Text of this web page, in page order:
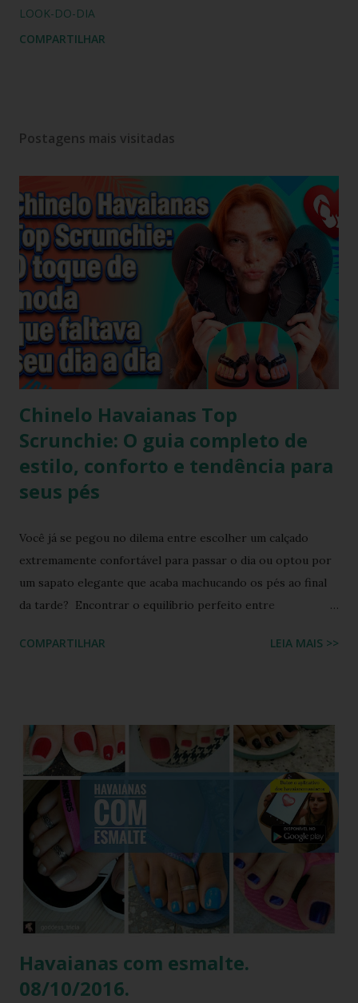
LOOK-DO-DIA
COMPARTILHAR
Postagens mais visitadas
Chinelo Havaianas Top
Scrunchie: O guia completo de
estilo, conforto e tendência para
seus pés
Você já se pegou no dilema entre escolher um calçado
extremamente confortável para passar o dia ou optou por
um sapato elegante que acaba machucando os pés ao final
da tarde? Encontrar o equilíbrio perfeito entre
costumava ser um desafio na moda feminina e urbana.
2000, o famoso scrunchie aquele elástico de cabelo
revestido de tecido franzido conquistou passarelas, vitrines
e o guarda-roupa das principais influenciadoras de moda.
Percebendo esse movimento de resgate retrô com toque
contemporâneo, a Havaianas trouxe uma inovação que une
o melhor dos dois mundos. O Chinelo Havaianas Top
Scrunchie surge exatamente como essa resposta
fashionista: a fusão impecável da lendária sola de borracha
Havaianas com tiras revestidas de tecido drapeado com
COMPARTILHAR LEIA MAIS >>
Havaianas com esmalte.
08/10/2016.